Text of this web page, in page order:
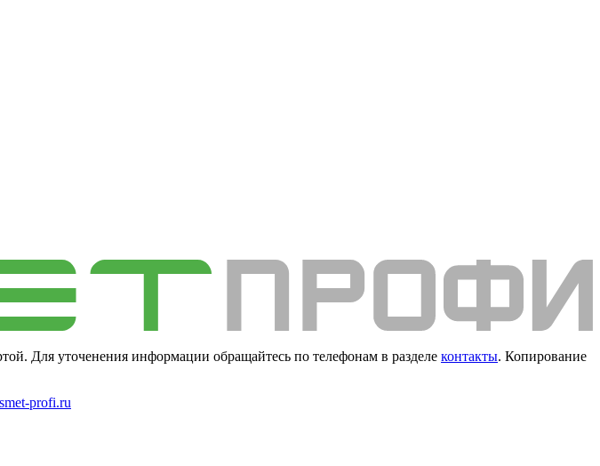
Для уточенения информации обращайтесь по телефонам в разделе контакты. Копирование
profi.ru